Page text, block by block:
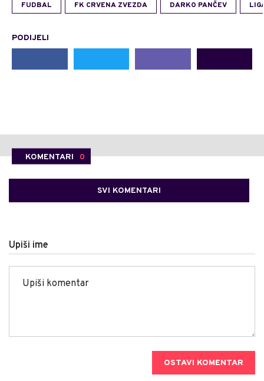
FUDBAL FK CRVENA ZVEZDA DARKO PANČEV
PODIJELI
KOMENTARI 0
SVI KOMENTARI
Upiši ime
OSTAVI KOMENTAR